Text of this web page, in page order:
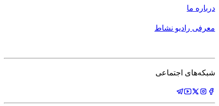
درباره ما
معرفی رادیو نشاط
شبکه‌های اجتماعی